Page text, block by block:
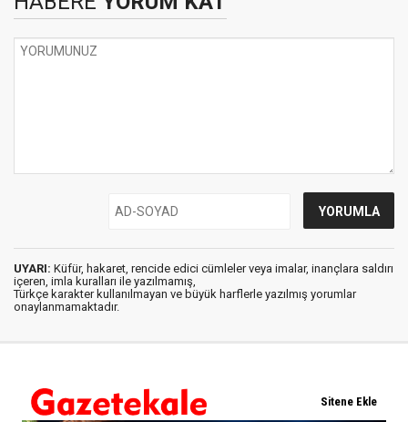
UYARI: Küfür, hakaret, rencide edici cümleler veya imalar, inançlara saldırı
içeren, imla kuralları ile yazılmamış,
Türkçe karakter kullanılmayan ve büyük harflerle yazılmış yorumlar
onaylanmamaktadır.